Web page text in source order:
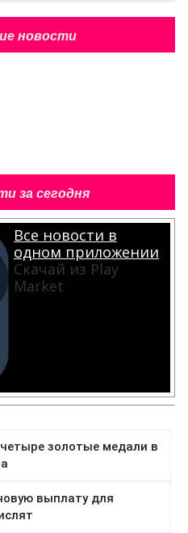
новости
за сегодня
Все новости в
одном приложении
Скачай из Play
Market